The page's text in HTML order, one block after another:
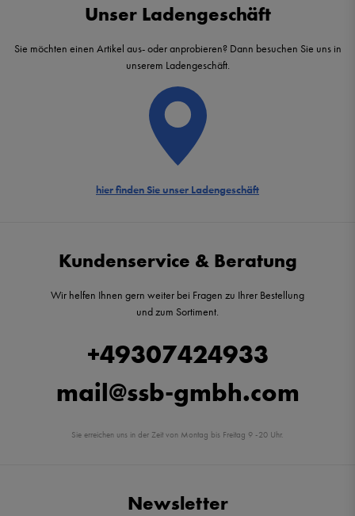
Unser Ladengeschäft
Sie möchten einen Artikel aus- oder anprobieren? Dann besuchen Sie uns in
unserem Ladengeschäft.
hier finden Sie unser Ladengeschäft
Kundenservice & Beratung
Wir helfen Ihnen gern weiter bei Fragen zu Ihrer Bestellung
und zum Sortiment.
+49307424933
mail@ssb-gmbh.com
Sie erreichen uns in der Zeit von Montag bis Freitag 9 -20 Uhr.
Newsletter